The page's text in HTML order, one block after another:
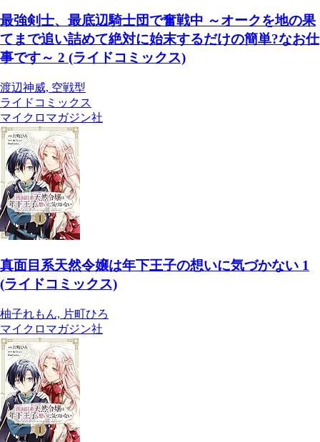
最強剣士、最底辺騎士団で奮戦中 ～オークを地の果
てまで追い詰めて絶対に始末するだけの簡単?なお仕
事です～ 2 (ライドコミックス)
渡辺神威, 空戦型
ライドコミックス
マイクロマガジン社
真面目系天然令嬢は年下王子の想いに気づかない 1
(ライドコミックス)
柚子れもん, 片町ひろ
マイクロマガジン社